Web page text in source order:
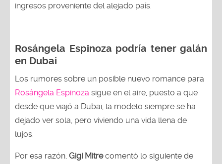
ingresos proveniente del alejado país.
Rosángela Espinoza podría tener galán
en Dubai
Los rumores sobre un posible nuevo romance para
Rosángela Espinoza sigue en el aire, puesto a que
desde que viajó a Dubai, la modelo siempre se ha
dejado ver sola, pero viviendo una vida llena de
lujos.
Por esa razón, Gigi Mitrecomentó lo siguiente de